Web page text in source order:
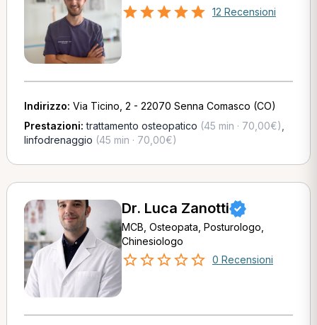
12 Recensioni
Indirizzo: Via Ticino, 2 - 22070 Senna Comasco (CO)
Prestazioni:trattamento osteopatico (45 min · 70,00€)
linfodrenaggio (45 min · 70,00€)
Dr. Luca Zanotti
MCB, Osteopata, Posturologo,
Chinesiologo
0 Recensioni